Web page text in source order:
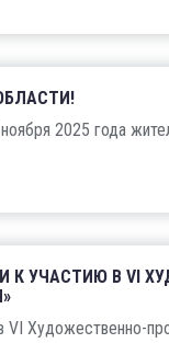
2025 года
К УЧАСТИЮ В VI
VI Художественно-